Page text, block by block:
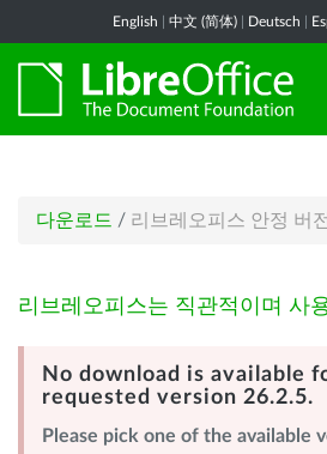
English 中文 (简体) Deutsch
다운로드 / 리브레오피스 안정 버전
리브레오피스는 직관적이며 사
No download is available
requested version 26.2.5.
Please pick one of the available